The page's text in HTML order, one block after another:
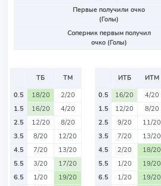
Первые получили очко
(Голы)
Соперник первым получил
очко (Голы)
ТБ
ТМ
0.5
18/20
2/20
1.5
16/20
4/20
2.5
12/20
8/20
3.5
8/20
12/20
4.5
7/20
13/20
5.5
3/20
17/20
6.5
1/20
19/20
ИТБ
ИТМ
0.5
16/20
4/20
1.5
12/20
8/20
2.5
9/20
11/20
3.5
7/20
13/20
4.5
2/20
18/20
5.5
1/20
19/20
6.5
1/20
19/20